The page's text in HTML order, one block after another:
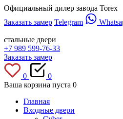
Официальный дилер завода Torex
Заказать замер Telegram
стальные двери
+7 989 599-76-33
Заказать замер
0
0
Ваша корзина пуста 0
Главная
Входные двери